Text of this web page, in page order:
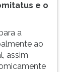
e o
a
ao
assim